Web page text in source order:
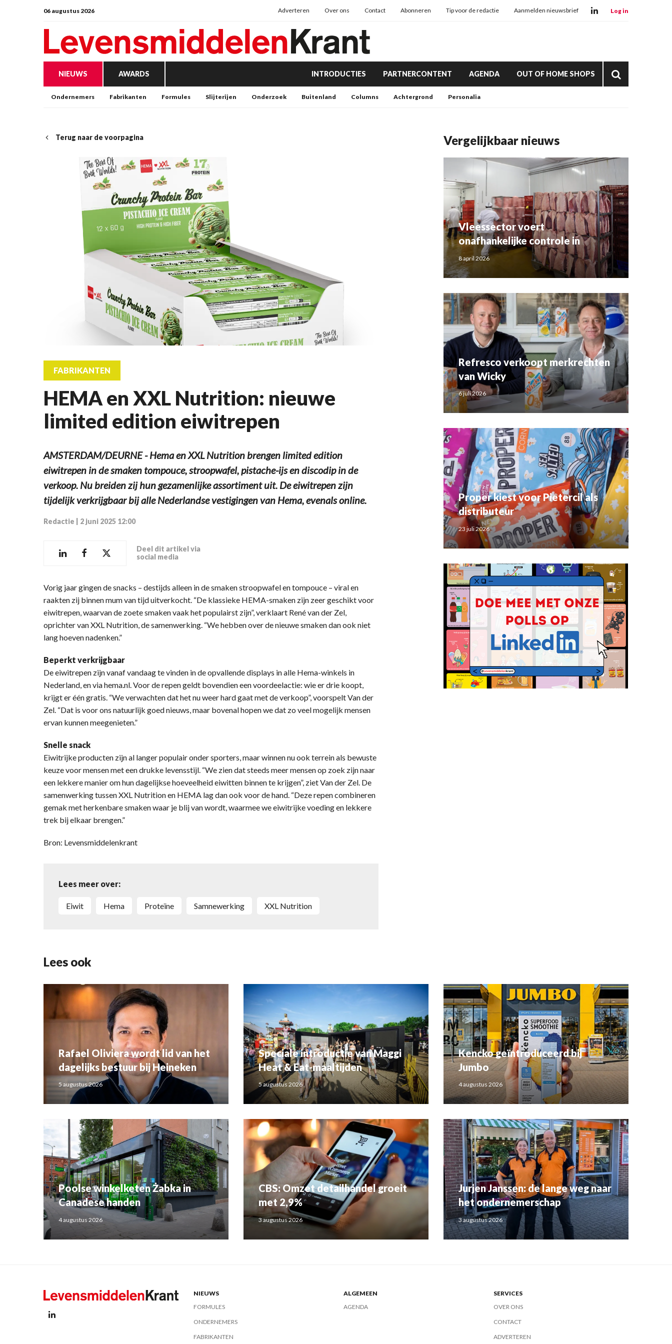
06 augustus 2026 Adverteren Over ons Contact Abonneren Tip voor de redactie Aanmelden nieuwsbrief Log in
NIEUWS AWARDS INTRODUCTIES PARTNERCONTENT AGENDA OUT OF HOME SHOPS
Ondernemers Fabrikanten Formules Slijterijen Onderzoek Buitenland Columns Achtergrond Personalia
Terug naar de voorpagina
FABRIKANTEN
HEMA en XXL Nutrition: nieuwe
limited edition eiwitrepen
AMSTERDAM/DEURNE - Hema en XXL Nutrition brengen limited edition
eiwitrepen in de smaken tompouce, stroopwafel, pistache-ijs en discodip in de
verkoop. Nu breiden zij hun gezamenlijke assortiment uit. De eiwitrepen zijn
tijdelijk verkrijgbaar bij alle Nederlandse vestigingen van Hema, evenals online.
Redactie 2 juni 2025 12:00
Deel dit artikel via
social media
Vorig jaar gingen de snacks – destijds alleen in de smaken stroopwafel en tompouce – viral en
raakten zij binnen mum van tijd uitverkocht. “De klassieke HEMA-smaken zijn zeer geschikt voor
eiwitrepen, waarvan de zoete smaken vaak het populairst zijn”, verklaart René van der Zel,
oprichter van XXL Nutrition, de samenwerking. “We hebben over de nieuwe smaken dan ook niet
lang hoeven nadenken.”
Beperkt verkrijgbaar
De eiwitrepen zijn vanaf vandaag te vinden in de opvallende displays in alle Hema-winkels in
Nederland, en via hema.nl. Voor de repen geldt bovendien een voordeelactie: wie er drie koopt,
krijgt er één gratis. “We verwachten dat het nu weer hard gaat met de verkoop”, voorspelt Van der
Zel. “Dat is voor ons natuurlijk goed nieuws, maar bovenal hopen we dat zo veel mogelijk mensen
ervan kunnen meegenieten.”
Snelle snack
Eiwitrijke producten zijn al langer populair onder sporters, maar winnen nu ook terrein als bewuste
keuze voor mensen met een drukke levensstijl. “We zien dat steeds meer mensen op zoek zijn naar
een lekkere manier om hun dagelijkse hoeveelheid eiwitten binnen te krijgen”, ziet Van der Zel. De
samenwerking tussen XXL Nutrition en HEMA lag dan ook voor de hand. “Deze repen combineren
gemak met herkenbare smaken waar je blij van wordt, waarmee we eiwitrijke voeding en lekkere
trek bij elkaar brengen.”
Bron: Levensmiddelenkrant
Lees meer over:
eiwit Hema proteïne samnewerking XXL Nutrition
Vergelijkbaar nieuws
Vleessector voert
onafhankelijke controle in
8 april 2026
Refresco verkoopt merkrechten
van Wicky
6 juli 2026
Proper kiest voor Pietercil als
distributeur
23 juli 2026
Lees ook
Rafael Oliviera wordt lid van het
dagelijks bestuur bij Heineken
5 augustus 2026
Speciale introductie van Maggi
Heat & Eat-maaltijden
5 augustus 2026
Kencko geïntroduceerd bij
Jumbo
4 augustus 2026
Poolse winkelketen Żabka in
Canadese handen
4 augustus 2026
CBS: Omzet detailhandel groeit
met 2,9%
3 augustus 2026
Jurjen Janssen: de lange weg naar
het ondernemerschap
3 augustus 2026
NIEUWS
FORMULES
ONDERNEMERS
FABRIKANTEN
ALGEMEEN
AGENDA
SERVICES
OVER ONS
CONTACT
ADVERTEREN